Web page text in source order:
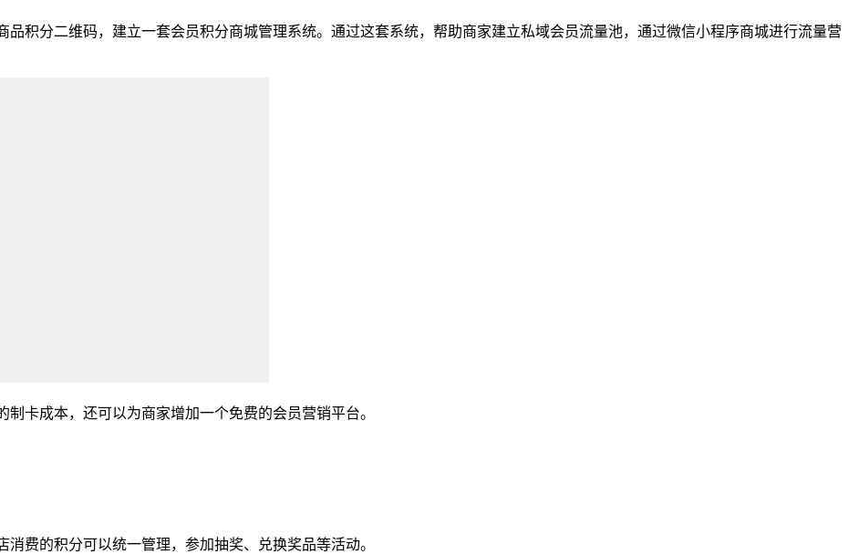
分二维码，建立一套会员积分商城管理系统。通过这套系统，帮助商家建立私域会员流量池，通过微信小程序商城进行流量营
成本，还可以为商家增加一个免费的会员营销平台。
的积分可以统一管理，参加抽奖、兑换奖品等活动。